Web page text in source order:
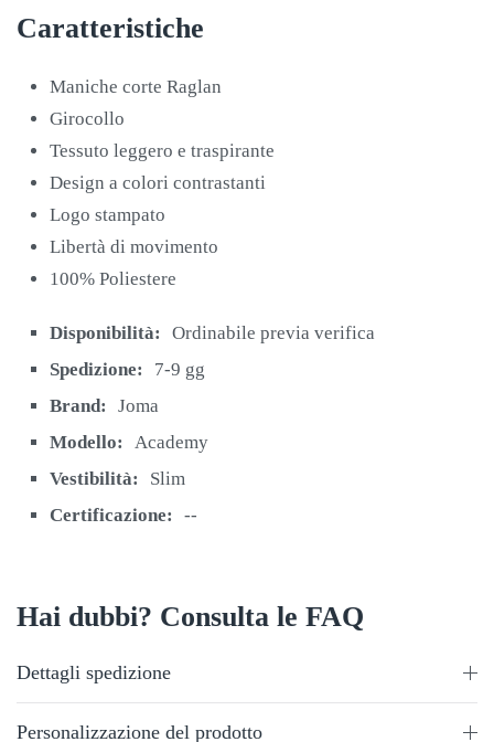
Caratteristiche
Maniche corte Raglan
Girocollo
Tessuto leggero e traspirante
Design a colori contrastanti
Logo stampato
Libertà di movimento
100% Poliestere
Disponibilità:
Ordinabile previa verifica
Spedizione:
7-9 gg
Brand:
Joma
Modello:
Academy
Vestibilità:
Slim
Certificazione:
--
Hai dubbi? Consulta le FAQ
Dettagli spedizione
Personalizzazione del prodotto